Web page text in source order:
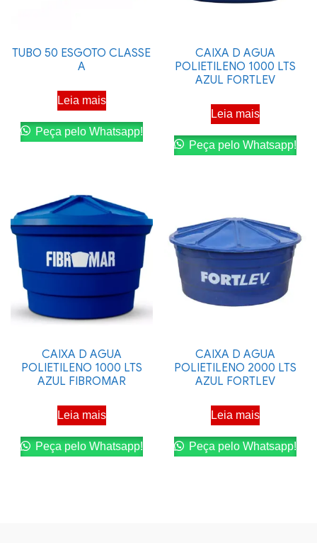
TUBO 50 ESGOTO CLASSE
A
Leia mais
Peça pelo Whatsapp!
CAIXA D AGUA
POLIETILENO 1000 LTS
AZUL FORTLEV
Leia mais
Peça pelo Whatsapp!
CAIXA D AGUA
POLIETILENO 1000 LTS
AZUL FIBROMAR
Leia mais
Peça pelo Whatsapp!
CAIXA D AGUA
POLIETILENO 2000 LTS
AZUL FORTLEV
Leia mais
Peça pelo Whatsapp!